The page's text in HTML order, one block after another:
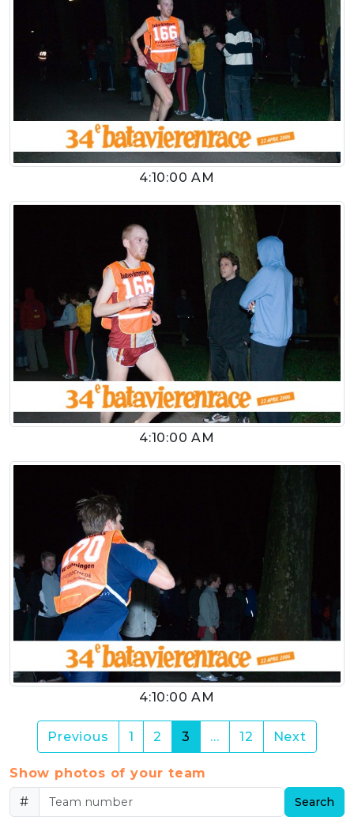
4:10:00 AM
4:10:00 AM
4:10:00 AM
Previous 1 2 3 (current)
… 12 Next
Show photos of your team
#
Search